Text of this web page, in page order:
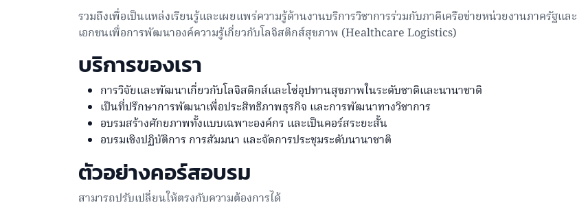
รวมถึงเพื่อเป็นแหล่งเรียนรู้และเผยแพร่ความรู้ด้านงานบริการวิชาการร่วมกับภาคีเครือข่ายหน่วยงานภาครัฐและ
เอกชนเพื่อการพัฒนาองค์ความรู้เกี่ยวกับโลจิสติกส์สุขภาพ (Healthcare Logistics)
บริการของเรา
การวิจัยและพัฒนาเกี่ยวกับโลจิสติกส์และโซ่อุปทานสุขภาพในระดับชาติและนานาชาติ
เป็นที่ปรึกษาการพัฒนาเพื่อประสิทธิภาพธุรกิจ และการพัฒนาทางวิชาการ
อบรมสร้างศักยภาพทั้งแบบเฉพาะองค์กร และเป็นคอร์สระยะสั้น
อบรมเชิงปฏิบัติการ การสัมมนา และจัดการประชุมระดับนานาชาติ
ตัวอย่างคอร์สอบรม
สามารถปรับเปลี่ยนให้ตรงกับความต้องการได้